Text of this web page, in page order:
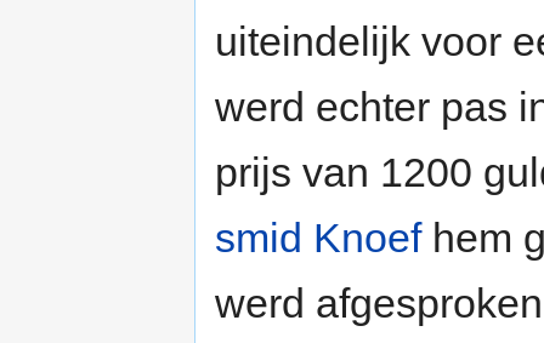
uiteindelijk voor
werd echter pas
prijs van 1200
smid Knoefhem
werd